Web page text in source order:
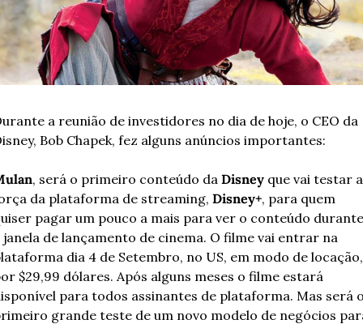
a reunião de investidores no dia de hoje, o CEO da
Bob Chapek, fez alguns anúncios importantes:
, será o primeiro conteúdo da Disney que vai testar a
da plataforma de streaming, Disney+, para quem
pagar um pouco a mais para ver o conteúdo durante
janela de lançamento de cinema. O filme vai entrar na
dia 4 de Setembro, no US, em modo de locação,
$29,99 dólares. Após alguns meses o filme estará
para todos assinantes de plataforma. Mas será
grande teste de um novo modelo de negócios